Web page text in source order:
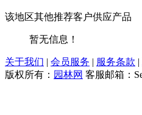
该地区其他推荐客户供应产品
暂无信息！
关于我们 | 会员服务 | 服务条款 |
版权所有： 园林网 客服邮箱：